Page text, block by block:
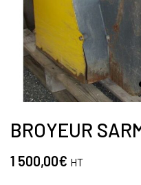
BROYEUR
1 500,00€ HT